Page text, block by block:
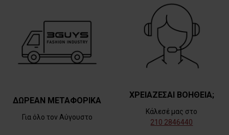
ΔΩΡΕΑΝ ΜΕΤΑΦΟΡΙΚΑ
Για όλο τον Αύγουστο
ΧΡΕΙΑΖΕΣΑΙ ΒΟΗΘΕΙΑ;
Κάλεσέ μας στο
210 2846440